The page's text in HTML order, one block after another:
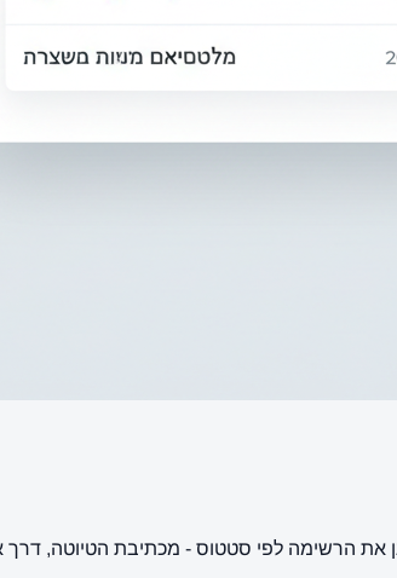
הרשימה לפי סטטוס - מכתיבת הטיוטה, דרך